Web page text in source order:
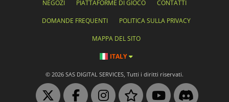
NEGOZI PIATTAFORME DI GIOCO CONTATTI
DOMANDE FREQUENTI POLITICA SULLA PRIVACY
MAPPA DEL SITO
ITALY
© 2026 SAS DIGITAL SERVICES, Tutti i diritti riservati.